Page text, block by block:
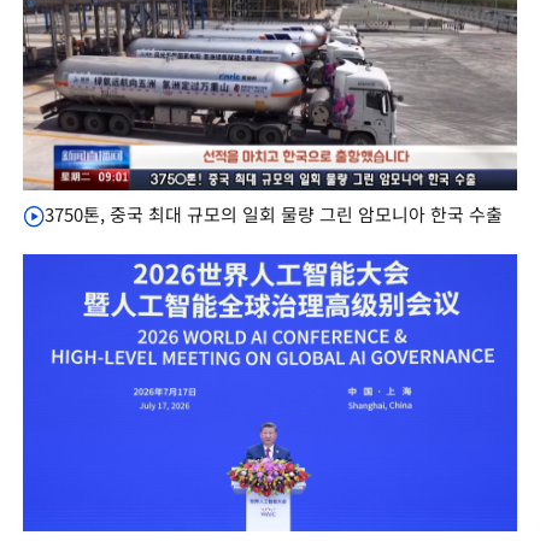
3750톤, 중국 최대 규모의 일회 물량 그린 암모니아 한국 수출